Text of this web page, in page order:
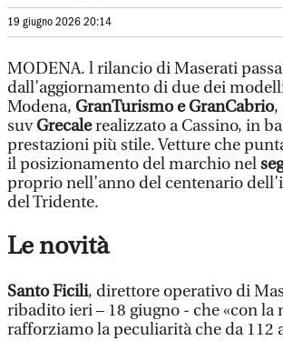
19 giugno 2026 20:14
MODENA. l rilancio di Maserati
dall’aggiornamento di due dei
Modena, GranTurismo e GranCabrio,
suvGrecalerealizzato a Cassino, in
prestazioni più stile. Vetture che
il posizionamento del marchio nel
proprio nell’anno del centenario
del Tridente.
Le novità
Santo Ficili, direttore operativo di
ribadito ieri – 18 giugno - che «con la
rafforziamo la peculiarità che da 112